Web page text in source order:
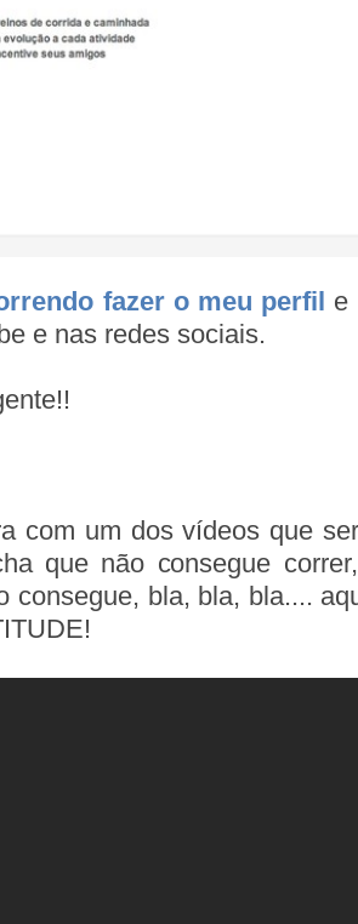
fazer o meu perfil e
e nas redes sociais.
com um dos vídeos que
que não consegue
consegue, bla, bla, bla....